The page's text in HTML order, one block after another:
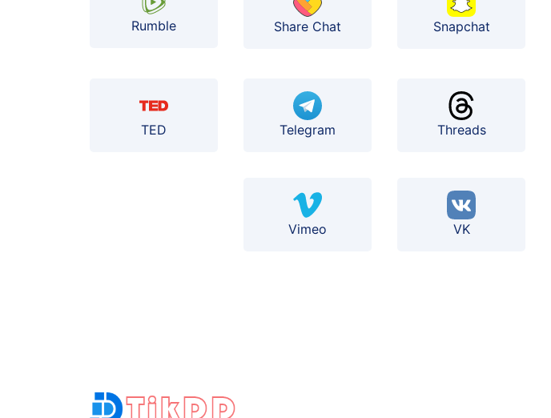
Rumble Share Chat Snapchat
TED Telegram Threads
Vimeo VK